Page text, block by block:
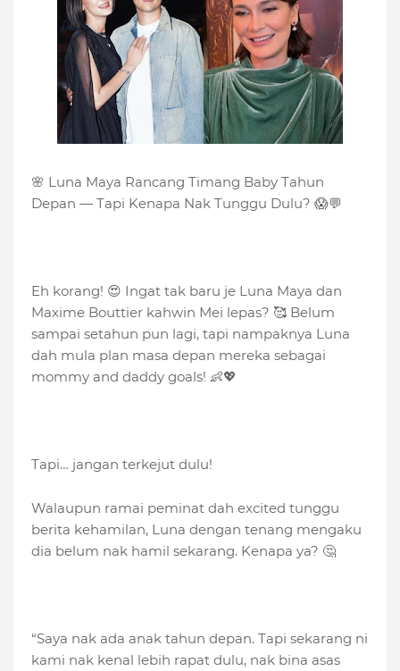
🌸 Luna Maya Rancang Timang Baby Tahun
Depan — Tapi Kenapa Nak Tunggu Dulu? 😱💬
Eh korang! 😍 Ingat tak baru je Luna Maya dan
Maxime Bouttier kahwin Mei lepas? 🥰 Belum
sampai setahun pun lagi, tapi nampaknya Luna
dah mula plan masa depan mereka sebagai
mommy and daddy goals! 👶💖
Tapi… jangan terkejut dulu!
Walaupun ramai peminat dah excited tunggu
berita kehamilan, Luna dengan tenang mengaku
dia belum nak hamil sekarang. Kenapa ya? 🤔
“Saya nak ada anak tahun depan. Tapi sekarang ni
kami nak kenal lebih rapat dulu, nak bina asas